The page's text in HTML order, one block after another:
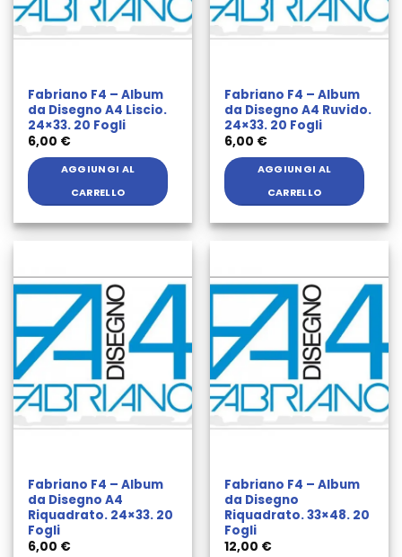
Fabriano F4 – Album
da Disegno A4 Liscio.
24×33. 20 Fogli
6,00 €
AGGIUNGI AL
CARRELLO
Fabriano F4 – Album
da Disegno A4 Ruvido.
24×33. 20 Fogli
6,00 €
AGGIUNGI AL
CARRELLO
Fabriano F4 – Album
da Disegno A4
Riquadrato. 24×33. 20
Fogli
6,00 €
Fabriano F4 – Album
da Disegno
Riquadrato. 33×48. 20
Fogli
12,00 €